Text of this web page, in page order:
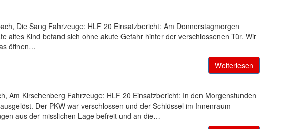
Die Sang Fahrzeuge: HLF 20 Einsatzbericht: Am Donnerstagmorgen
altes Kind befand sich ohne akute Gefahr hinter der verschlossenen Tür. Wir
öffnen…
Weiterlesen
Am Kirschenberg Fahrzeuge: HLF 20 Einsatzbericht: In den Morgenstunden
Der PKW war verschlossen und der Schlüssel im Innenraum
aus der misslichen Lage befreit und an die…